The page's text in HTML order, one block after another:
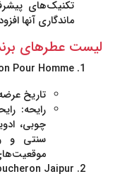
تکنیک‌های
ماندگاری آنها
لیست عطرهای
Pour Homme
تاریخ
رایحه:
چوبی،
سنتی و
Jaipur